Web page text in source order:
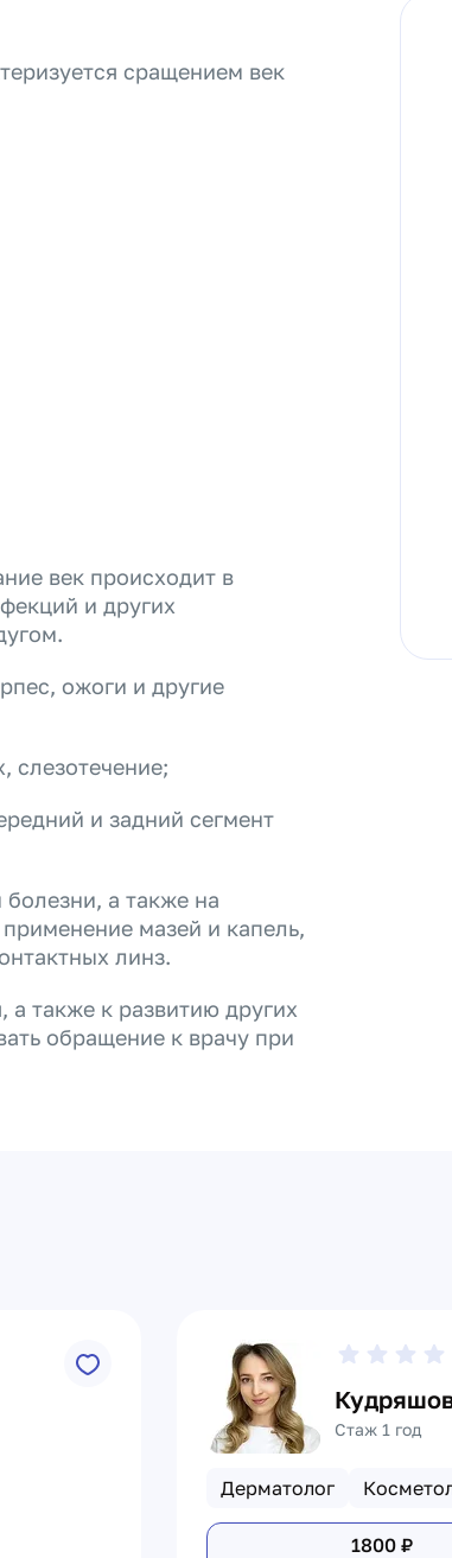
сращением век
век происходит в
и других
ожоги и другие
слезотечение;
и задний сегмент
а также на
мазей и капель,
линз.
также к развитию других
обращение к врачу при
Стаж 1 год
Дерматолог
1800₽